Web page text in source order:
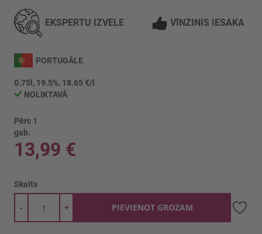
uz
galerijas
sākumu
EKSPERTU IZVĒLE VĪNZINIS IESAKA
PORTUGĀLE
0.75l, 19.5%, 18.65 €/l
NOLIKTAVĀ
Pērc 1
gab.
13,99 €
Skaits
+
- PIEVIENOT GROZAM